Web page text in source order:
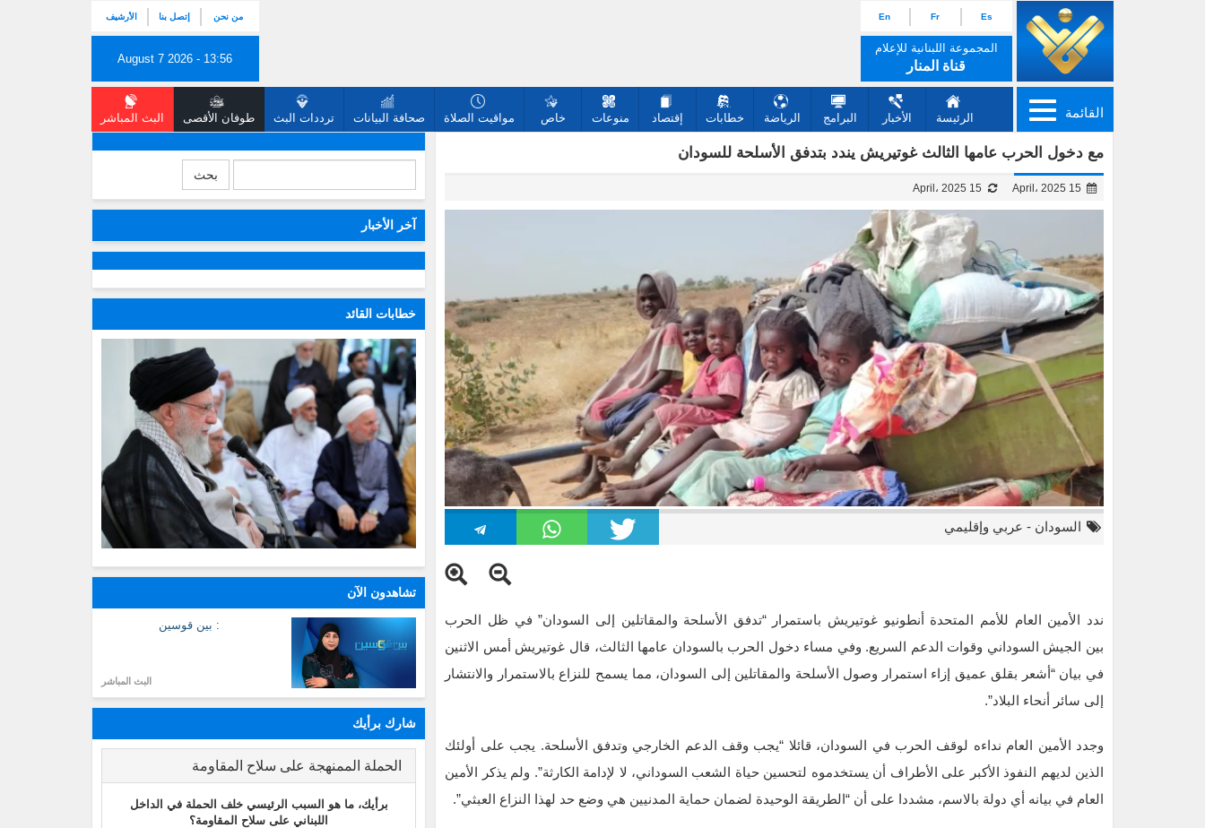
Es
Fr
En
المجموعة اللبنانية للإعلام
قناة المنار
من نحن إتصل بنا الأرشيف
August 7 2026 - 13:56
القائمة الرئيسة الأخبار البرامج الرياضة خطابات إقتصاد منوعات خاص مواقيت الصلاة صحافة البيانات ترددات البث طوفان الأقصى البث المباشر
مع دخول الحرب عامها الثالث غوتيريش يندد بتدفق الأسلحة للسودان
تقارير تفيد بتضاعف عدد الأطفال المحتاجين إلى مساعدات إنسانية في السودان
السودان - عربي وإقليمي
ندد الأمين العام للأمم المتحدة أنطونيو غوتيريش باستمرار “تدفق الأسلحة والمقاتلين إلى السودان” في ظل الحرب
بين الجيش السوداني وقوات الدعم السريع. وفي مساء دخول الحرب بالسودان عامها الثالث، قال غوتيريش أمس الاثنين
في بيان “أشعر بقلق عميق إزاء استمرار وصول الأسلحة والمقاتلين إلى السودان، مما يسمح للنزاع بالاستمرار والانتشار
إلى سائر أنحاء البلاد”.
وجدد الأمين العام نداءه لوقف الحرب في السودان، قائلا “يجب وقف الدعم الخارجي وتدفق الأسلحة. يجب على أولئك
الذين لديهم النفوذ الأكبر على الأطراف أن يستخدموه لتحسين حياة الشعب السوداني، لا لإدامة الكارثة”. ولم يذكر الأمين
العام في بيانه أي دولة بالاسم، مشددا على أن “الطريقة الوحيدة لضمان حماية المدنيين هي وضع حد لهذا النزاع العبثي”.
بحث
آخر الأخبار
خطابات القائد
تشاهدون الآن
: بين قوسين
البث المباشر
شارك برأيك
الحملة الممنهجة على سلاح المقاومة
برأيك، ما هو السبب الرئيسي خلف الحملة في الداخل
اللبناني على سلاح المقاومة؟